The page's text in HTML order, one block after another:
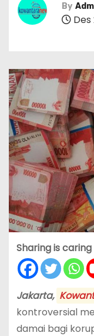
By
Des
Sharing is caring
Jakarta,
kontroversial
damai bagi